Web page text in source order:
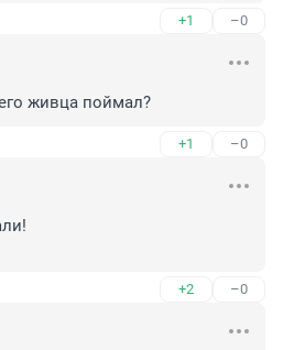
+1 –0
живца поймал?
+1 –0
+2 –0